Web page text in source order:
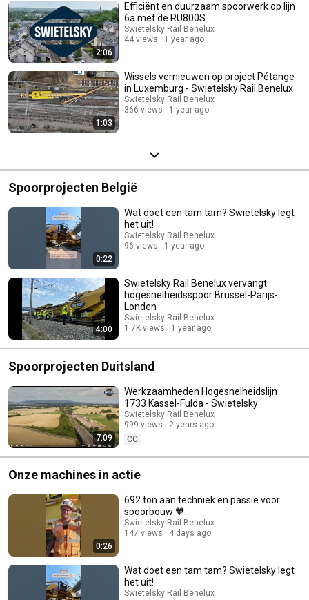
2:06
Efficiënt en duurzaam spoorwerk op lijn
6a met de RU800S
Swietelsky Rail Benelux
44 views
1 year ago
1:03
Wissels vernieuwen op project Pétange
in Luxemburg - Swietelsky Rail Benelux
Swietelsky Rail Benelux
366 views
1 year ago
Spoorprojecten België
0:22
Wat doet een tam tam? Swietelsky legt
het uit!
Swietelsky Rail Benelux
96 views
1 year ago
4:00
Swietelsky Rail Benelux vervangt
hogesnelheidsspoor Brussel-Parijs-
Londen
Swietelsky Rail Benelux
1.7K views
1 year ago
Spoorprojecten Duitsland
7:09
Werkzaamheden Hogesnelheidslijn
1733 Kassel-Fulda - Swietelsky
Swietelsky Rail Benelux
999 views
2 years ago
CC
Onze machines in actie
0:26
692 ton aan techniek en passie voor
spoorbouw 🧡
Swietelsky Rail Benelux
147 views
4 days ago
Wat doet een tam tam? Swietelsky legt
het uit!
Swietelsky Rail Benelux